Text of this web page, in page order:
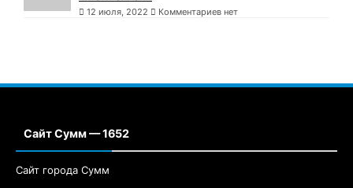
12 июля, 2022 Комментариев нет
Сайт Сумм — 1652
Сайт города Сумм